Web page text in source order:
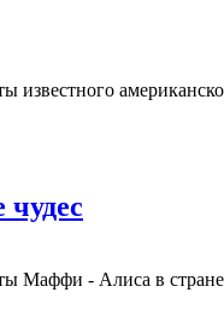
известного
Маффи - Алиса в стране